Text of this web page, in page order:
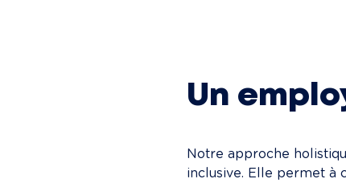
Un
Notre approche
inclusive. Elle permet à